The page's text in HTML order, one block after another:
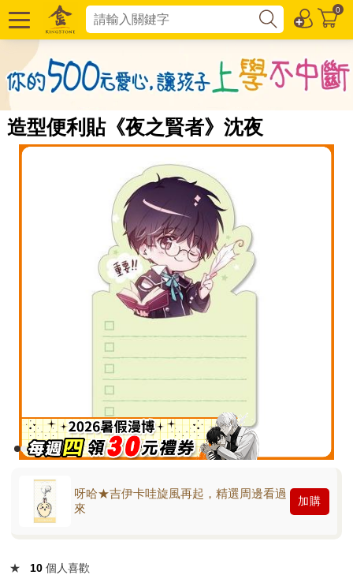
0
造型便利貼《夜之賢者》沈夜
呀哈★吉伊卡哇旋風再起，精選周邊看過
來
加購
★ 10 個人喜歡